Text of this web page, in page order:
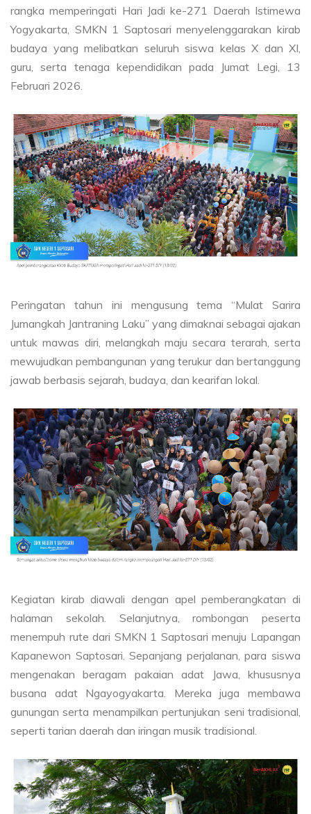
rangka memperingati Hari Jadi ke-271 Daerah Istimewa
Yogyakarta, SMKN 1 Saptosari menyelenggarakan kirab
budaya yang melibatkan seluruh siswa kelas X dan XI,
guru, serta tenaga kependidikan pada Jumat Legi, 13
Februari 2026.
Peringatan tahun ini mengusung tema “Mulat Sarira
Jumangkah Jantraning Laku” yang dimaknai sebagai ajakan
untuk mawas diri, melangkah maju secara terarah, serta
mewujudkan pembangunan yang terukur dan bertanggung
jawab berbasis sejarah, budaya, dan kearifan lokal.
Kegiatan kirab diawali dengan apel pemberangkatan di
halaman sekolah. Selanjutnya, rombongan peserta
menempuh rute dari SMKN 1 Saptosari menuju Lapangan
Kapanewon Saptosari. Sepanjang perjalanan, para siswa
mengenakan beragam pakaian adat Jawa, khususnya
busana adat Ngayogyakarta. Mereka juga membawa
gunungan serta menampilkan pertunjukan seni tradisional,
seperti tarian daerah dan iringan musik tradisional.